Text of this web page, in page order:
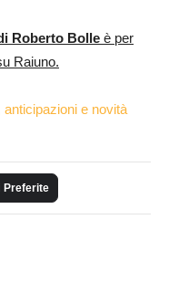
Roberto Bolle è per
Raiuno.
anticipazioni e novità
Preferite